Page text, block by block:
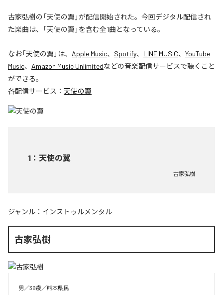
古家弘樹の「天使の翼」が配信開始された。今回デジタル配信され
た楽曲は、「天使の翼」を含む全1曲となっている。
なお「天使の翼 」は、 Apple Music、 Spotify、 LINE MUSIC、 YouTube
Music、 Amazon Music Unlimitedなどの音楽配信サービスで聴くこと
ができる。
各配信サービス： 天使の翼
1 ： 天使の翼
古家弘樹
ジャンル： インストゥルメンタル
古家弘樹
男／39歳／熊本県民